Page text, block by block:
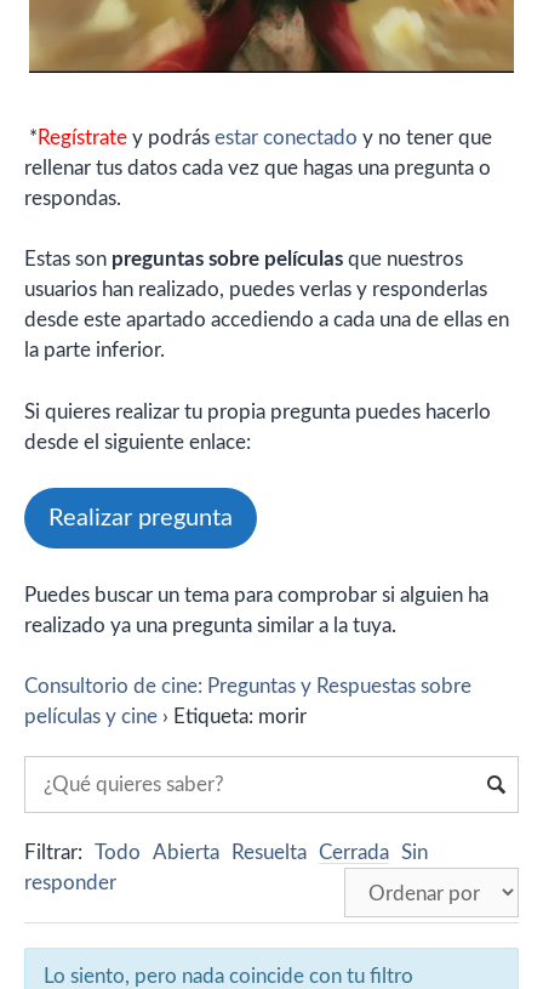
* Regístrate y podrás estar conectado y no tener que
rellenar tus datos cada vez que hagas una pregunta o
respondas.
Estas son preguntas sobre películas que nuestros
usuarios han realizado, puedes verlas y responderlas
desde este apartado accediendo a cada una de ellas en
la parte inferior.
Si quieres realizar tu propia pregunta puedes hacerlo
desde el siguiente enlace:
Realizar pregunta
Puedes buscar un tema para comprobar si alguien ha
realizado ya una pregunta similar a la tuya.
Consultorio de cine: Preguntas y Respuestas sobre
películas y cine › Etiqueta: morir
Filtrar: Todo Abierta Resuelta Cerrada Sin
responder
Lo siento, pero nada coincide con tu filtro